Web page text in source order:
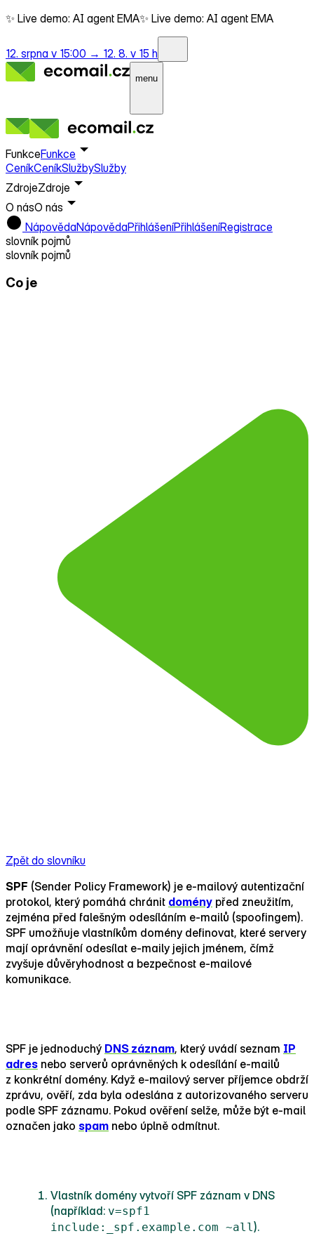
✨ Live demo: AI agent EMA✨ Live demo: AI agent EMA
12. srpna v 15:00 → 12. 8. v 15 h
menu
FunkceFunkce
CeníkCeníkSlužbySlužby
ZdrojeZdroje
O násO nás
NápovědaNápovědaPřihlášeníPřihlášeníRegistrace
slovník pojmů
slovník pojmů
Co je
Zpět do slovníku
SPF (Sender Policy Framework) je e‑mailový autentizační
protokol, který pomáhá chránit domény před zneužitím,
zejména před falešným odesíláním e‑mailů (spoofingem).
SPF umožňuje vlastníkům domény definovat, které servery
mají oprávnění odesílat e‑maily jejich jménem, čímž
zvyšuje důvěryhodnost a bezpečnost e‑mailové
komunikace.
SPF je jednoduchý DNS záznam, který uvádí seznam IP
adres nebo serverů oprávněných k odesílání e‑mailů
z konkrétní domény. Když e‑mailový server příjemce obdrží
zprávu, ověří, zda byla odeslána z autorizovaného serveru
podle SPF záznamu. Pokud ověření selže, může být e‑mail
označen jako spam nebo úplně odmítnut.
Vlastník domény vytvoří SPF záznam v DNS
(například: v=spf1
include:_spf.example.com ~all ).